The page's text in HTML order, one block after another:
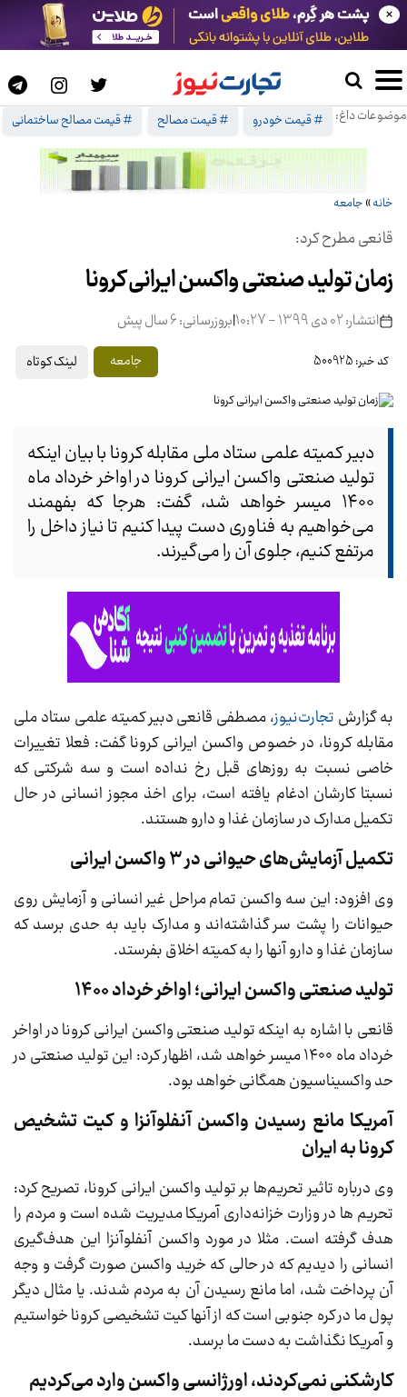
موضوعات داغ: # قیمت خودرو # قیمت مصالح # قیمت مصالح ساختمانی
×
خانه» جامعه
قانعی مطرح کرد:
زمان تولید صنعتی واکسن ایرانی کرونا
انتشار: 02 دی 1399 - 10:27 |بروزرسانی: 6 سال پیش
کد خبر: 500925 جامعه لینک کوتاه
دبیر کمیته علمی ستاد ملی مقابله کرونا با بیان اینکه
تولید صنعتی واکسن ایرانی کرونا در اواخر خرداد ماه
۱۴۰۰ میسر خواهد شد، گفت: هرجا که بفهمند
می‌خواهیم به فناوری دست پیدا کنیم تا نیاز داخل را
مرتفع کنیم، جلوی آن را می‌گیرند.
به گزارش تجارت‌نیوز، مصطفی قانعی دبیر کمیته علمی ستاد ملی
مقابله کرونا، در خصوص واکسن ایرانی کرونا گفت: فعلا تغییرات
خاصی نسبت به روزهای قبل رخ نداده است و سه شرکتی که
نسبتا کارشان ادغام یافته است، برای اخذ مجوز انسانی در حال
تکمیل مدارک در سازمان غذا و دارو هستند.
تکمیل آزمایش‌های حیوانی در 3 واکسن ایرانی
وی افزود: این سه واکسن‌ تمام مراحل غیر انسانی و آزمایش روی
حیوانات را پشت سر گذاشته‌اند و مدارک باید به حدی برسد که
سازمان غذا و دارو آنها را به کمیته اخلاق بفرستد.
تولید صنعتی واکسن ایرانی؛ اواخر خرداد 1400
قانعی با اشاره به اینکه تولید صنعتی واکسن ایرانی کرونا در اواخر
خرداد ماه ۱۴۰۰ میسر خواهد شد، اظهار کرد: این تولید صنعتی در
حد واکسیناسیون همگانی خواهد بود.
آمریکا مانع رسیدن واکسن آنفلوآنزا و کیت تشخیص
کرونا به ایران
وی درباره تاثیر تحریم‌ها بر تولید واکسن ایرانی کرونا، تصریح کرد:
تحریم ها در وزارت خزانه‌داری آمریکا مدیریت شده است و مردم را
هدف گرفته است. مثلا در مورد واکسن آنفلوآنزا این هدف‌گیری
انسانی را دیدیم که در حالی که خرید واکسن صورت گرفت و وجه
آن پرداخت شد، اما مانع رسیدن آن به مردم شدند. یا مثال دیگر
پول ما در کره جنوبی است که از آنها کیت تشخیصی کرونا خواستیم
و آمریکا نگذاشت به دست ما برسد.
کارشکنی نمی‌کردند، اورژانسی واکسن وارد می‌کردیم